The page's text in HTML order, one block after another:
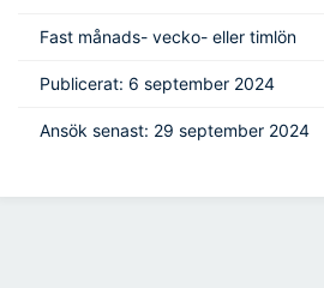
Fast månads- vecko- eller timlön
Publicerat: 6 september 2024
Ansök senast: 29 september 2024